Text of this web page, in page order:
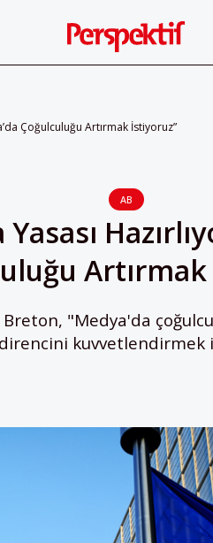
Çoğulculuğu Artırmak İstiyoruz”
AB
"Medya'da
kuvvetlendirmek